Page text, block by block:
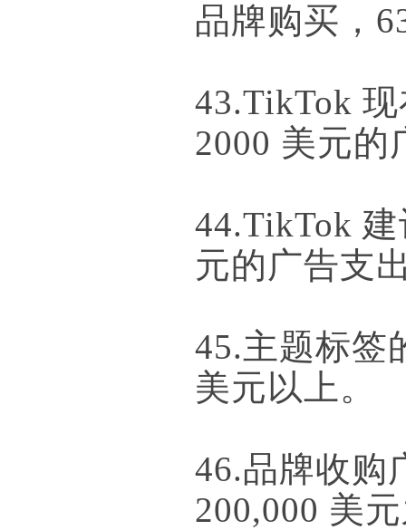
品牌购买，
43.TikTok
2000 美元的
44.TikTok
元的广告支
45.主题标签
美元以上。
46.品牌收购
200,000 美